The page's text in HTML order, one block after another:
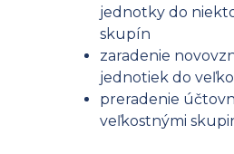
jednotky do
skupín
zaradenie
jednotiek do
preradenie
veľkostnými